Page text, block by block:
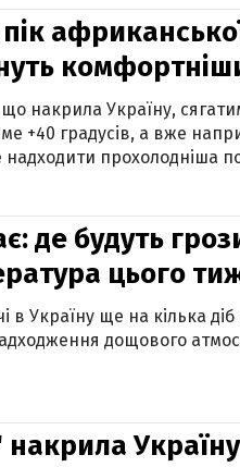
накрила Україну,
+40 градусів, а вже
прохолодніша
де будуть
цього
в Україну ще на кілька
дощового